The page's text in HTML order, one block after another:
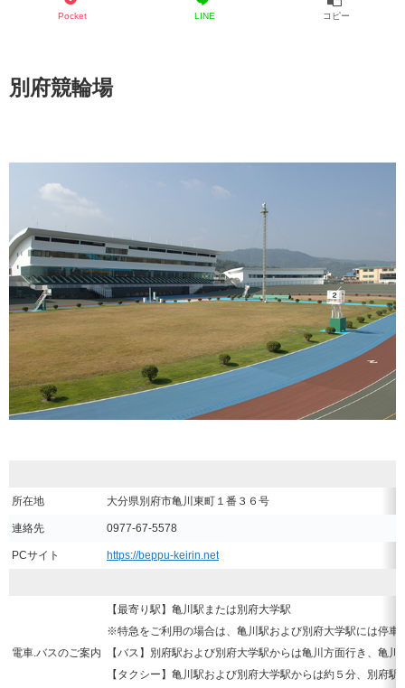
Pocket LINE コピー
別府競輪場
所在地 大分県別府市亀川東町１番３６号
連絡先 0977-67-5578
PCサイト https://beppu-keirin.net
電車.バスのご案内
【最寄り駅】亀川駅または別府大学駅
※特急をご利用の場合は、亀川駅および別府大学駅には停
【バス】別府駅および別府大学駅からは亀川方面行き、亀
【タクシー】亀川駅および別府大学駅からは約５分、別府